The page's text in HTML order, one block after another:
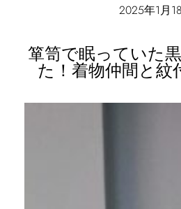
2025年1月
箪笥で眠っていた
た！着物仲間と紋